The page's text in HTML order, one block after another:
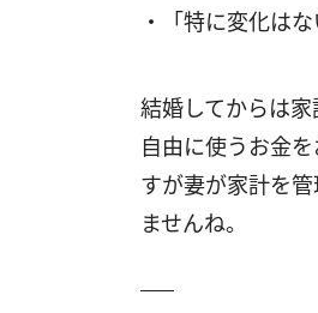
・「特に変化は
結婚してからは
自由に使うお金
すが妻が家計を
ませんね。